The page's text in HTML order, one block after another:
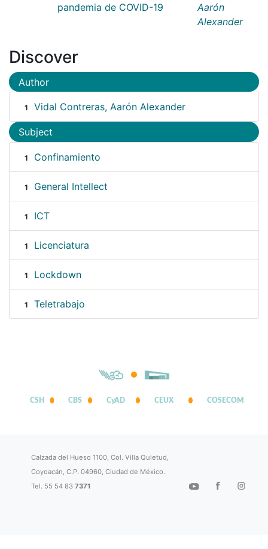
pandemia de COVID-19
Aarón
Alexander
Discover
Author
1 Vidal Contreras, Aarón Alexander
Subject
1 Confinamiento
1 General Intellect
1 ICT
1 Licenciatura
1 Lockdown
1 Teletrabajo
CSH CBS CyAD CEUX COSECOM
Calzada del Hueso 1100, Col. Villa Quietud,
Coyoacán, C.P. 04960, Ciudad de México.
Tel. 55 54 837371